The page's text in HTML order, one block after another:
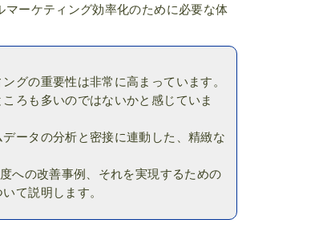
ーケティング効率化のために必要な体
グの重要性は非常に高まっています。
ろも多いのではないかと感じていま
ータの分析と密接に連動した、精緻な
への改善事例、それを実現するための
て説明します。